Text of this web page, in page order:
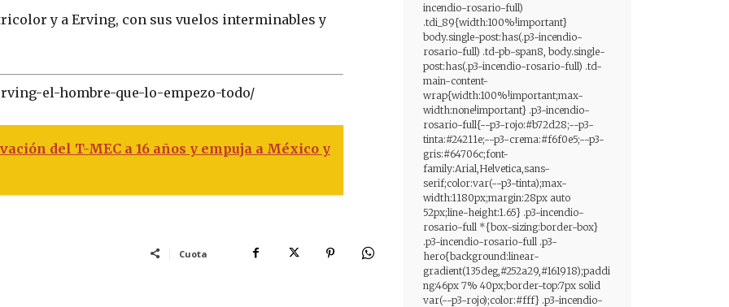
y a Erving, con sus vuelos interminables y
el-hombre-que-lo-empezo-todo/
del T-MEC a 16 años y empuja a México y
Cuota
incendio-rosario-full)
.tdi_89{width:100%!important}
body.single-post:has(.p3-incendio-
rosario-full) .td-pb-span8, body.single-
post:has(.p3-incendio-rosario-full) .td-
main-content-
wrap{width:100%!important;max-
width:none!important} .p3-incendio-
rosario-full{--p3-rojo:#b72d28;--p3-
tinta:#24211e;--p3-crema:#f6f0e5;--p3-
gris:#64706c;font-
family:Arial,Helvetica,sans-
serif;color:var(--p3-tinta);max-
width:1180px;margin:28px auto
52px;line-height:1.65} .p3-incendio-
rosario-full *{box-sizing:border-box}
.p3-incendio-rosario-full .p3-
hero{background:linear-
gradient(135deg,#252a29,#161918);paddi
ng:46px 7% 40px;border-top:7px solid
var(--p3-rojo);color:#fff} .p3-incendio-